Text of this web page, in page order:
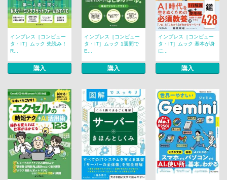
インプレス［コンピュー
タ・IT］ムック 先読み！
R...
購入
インプレス［コンピュー
タ・IT］ムック 1週間で
E...
購入
インプレス［コンピュー
タ・IT］ムック 基本が身
に...
購入